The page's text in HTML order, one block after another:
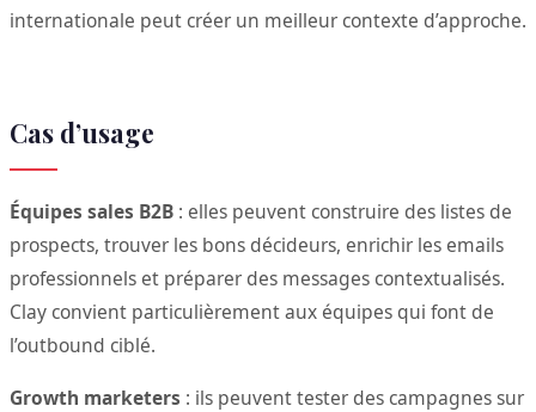
internationale peut créer un meilleur contexte d’approche.
Cas d’usage
Équipes sales B2B : elles peuvent construire des listes de
prospects, trouver les bons décideurs, enrichir les emails
professionnels et préparer des messages contextualisés.
Clay convient particulièrement aux équipes qui font de
l’outbound ciblé.
Growth marketers : ils peuvent tester des campagnes sur